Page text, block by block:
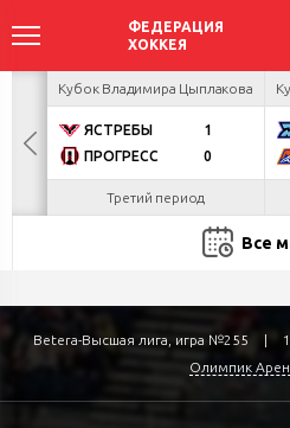
Кубок Владимира Цыплакова
ЯСТРЕБЫ
1
ПРОГРЕСС
0
Третий период
Все
Betera-Высшая лига, игра №255 |
Олимпик